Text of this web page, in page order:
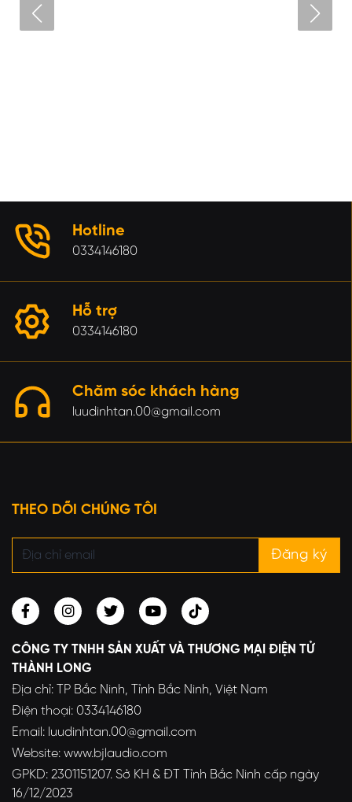
Hotline
0334146180
Hỗ trợ
0334146180
Chăm sóc khách hàng
luudinhtan.00@gmail.com
THEO DÕI CHÚNG TÔI
CÔNG TY TNHH SẢN XUẤT VÀ THƯƠNG MẠI ĐIỆN TỬ
THÀNH LONG
Địa chỉ: TP Bắc Ninh, Tỉnh Bắc Ninh, Việt Nam
Điện thoại: 0334146180
Email: luudinhtan.00@gmail.com
Website: www.bjlaudio.com
GPKD: 2301151207. Sở KH & ĐT Tỉnh Bắc Ninh cấp ngày
16/12/2023